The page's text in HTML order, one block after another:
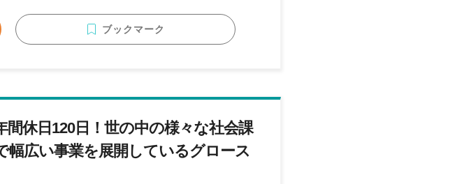
ブックマーク
間休日120日！世の中の様々な社会課
幅広い事業を展開しているグロース